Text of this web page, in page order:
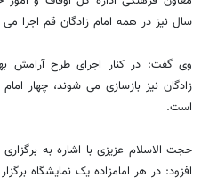
سال نیز در همه امام زادگان قم اجرا
وی گفت: در کنار اجرای طرح آرامش
زادگان نیز بازسازی می شوند، چهار
است.
حجت الاسلام عزیزی با اشاره به
افزود: در هر امامزاده یک نمایشگاه